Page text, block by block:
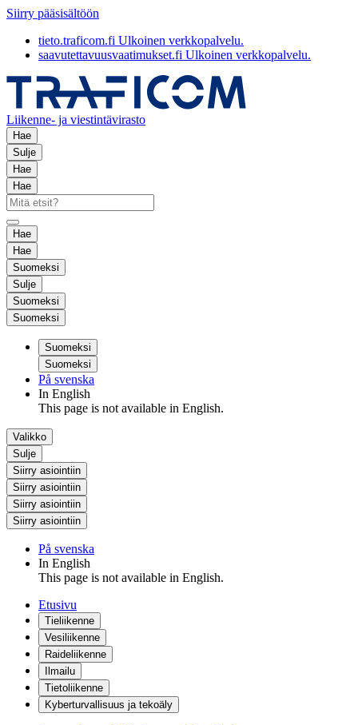
Siirry pääsisältöön
tieto.traficom.fi Ulkoinen verkkopalvelu.
saavutettavuusvaatimukset.fi Ulkoinen verkkopalvelu.
Liikenne- ja viestintävirasto
Hae
Sulje
Hae
Hae
Hae
Hae
Suomeksi
Sulje
Suomeksi
Suomeksi
Suomeksi
Suomeksi
På svenska
In English
This page is not available in English.
Valikko
Sulje
Siirry asiointiin
Siirry asiointiin
Siirry asiointiin
Siirry asiointiin
På svenska
In English
This page is not available in English.
Etusivu
Tieliikenne
Vesiliikenne
Raideliikenne
Ilmailu
Tietoliikenne
Kyberturvallisuus ja tekoäly